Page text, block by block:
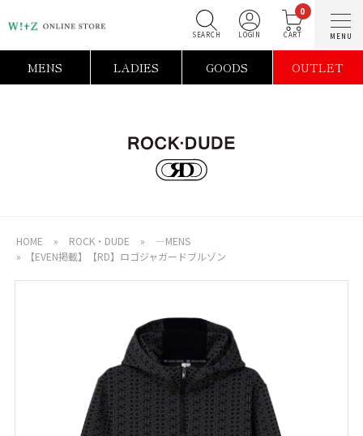
0
MENS LADIES GOODS OUTLET
HOME » ROCK・DUDE »
―MENS
»
【EVEN掲載】【RD】ロゴジャガードブルゾン